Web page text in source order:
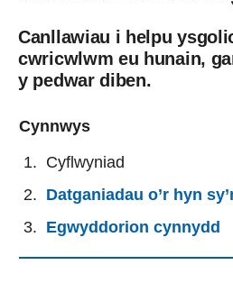
Canllawiau i helpu
cwricwlwm eu hunain,
y pedwar diben.
Cynnwys
Cyflwyniad
Datganiadau o’r hyn
Egwyddorion cynnydd